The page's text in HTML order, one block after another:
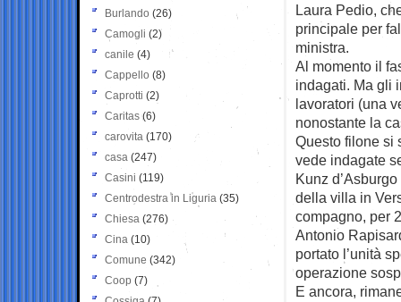
Laura Pedio,
principale per
ministra.
Al momento il
indagati. Ma gli
lavoratori (una
nonostante la
Questo filone si
vede indagate
Kunz
della villa in
compagno, per
Antonio
portato l’unità
operazione
E ancora,
Burlando (26)
Camogli (2)
canile (4)
Cappello (8)
Caprotti (2)
Caritas (6)
carovita (170)
casa (247)
Casini (119)
Centrodestra in Liguria (35)
Chiesa (276)
Cina (10)
Comune (342)
Coop (7)